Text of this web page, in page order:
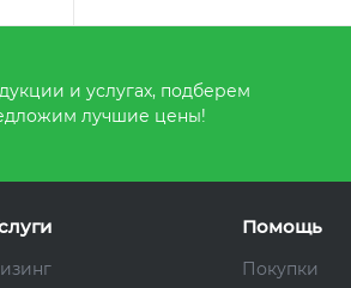
и услугах, подберем
лучшие цены!
Помощь
Покупки